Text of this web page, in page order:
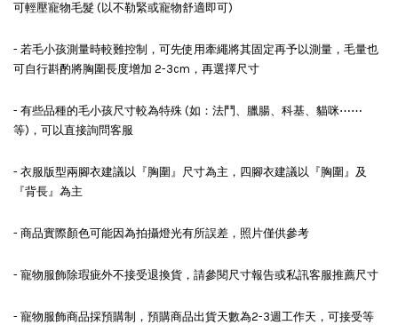
可輕壓寵物毛髮 (以不勒緊或寵物舒適即可)
- 若毛小孩測量時較難控制，可先使用牽繩將其固定再予以測量，毛量也
可自行斟酌將胸圍長度增加 2-3cm，再選擇尺寸
- 有些品種的毛小孩尺寸較為特殊 (如：法鬥、臘腸、科基、貓咪⋯⋯
等)，可以直接詢問客服
- 衣服版型兩腳衣建議以『胸圍』尺寸為主，四腳衣建議以『胸圍』及
『背長』為主
- 商品實際顏色可能因為拍攝燈光有所誤差，照片僅供參考
- 寵物服飾除瑕疵外不接受退換貨，請參閱尺寸報告或私訊客服推薦尺寸
- 寵物服飾商品採預購制，預購商品出貨天數為2-3週工作天，可接受等